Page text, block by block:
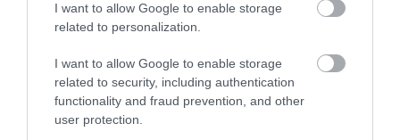
I want to allow Google to enable storage
related to personalization.
I want to allow Google to enable storage
related to security, including authentication
functionality and fraud prevention, and other
user protection.
2026-07-31